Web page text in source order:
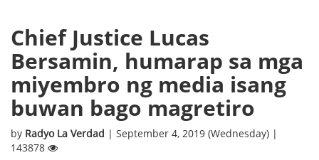
Chief Justice Lucas
Bersamin, humarap sa mga
miyembro ng media isang
buwan bago magretiro
by Radyo La Verdad | September 4, 2019 (Wednesday) |
143878